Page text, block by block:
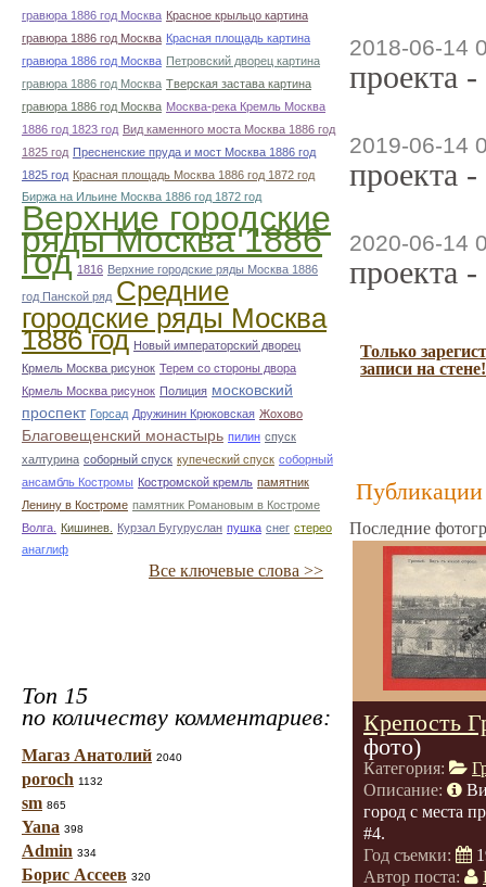
гравюра 1886 год Москва Красное крыльцо картина
гравюра 1886 год Москва Красная площадь картина
гравюра 1886 год Москва Петровский дворец картина
гравюра 1886 год Москва Тверская застава картина
гравюра 1886 год Москва Москва-река Кремль Москва
1886 год 1823 год Вид каменного моста Москва 1886 год
1825 год Пресненские пруда и мост Москва 1886 год
1825 год Красная площадь Москва 1886 год 1872 год
Биржа на Ильине Москва 1886 год 1872 год
Верхние городские
ряды Москва 1886
год 1816 Верхние городские ряды Москва 1886
год Панской ряд Средние
городские ряды Москва
1886 год Новый императорский дворец
Крмель Москва рисунок Терем со стороны двора
Крмель Москва рисунок Полиция московский
проспект Горсад Дружинин Крюковская Жохово
Благовещенский монастырь пилин спуск
халтурина соборный спуск купеческий спуск соборный
ансамбль Костромы Костромской кремль памятник
Ленину в Костроме памятник Романовым в Костроме
Волга.
Кишинев. Курзал Бугуруслан пушка снег стерео
анаглиф
Все ключевые слова >>
Топ 15
по количеству комментариев:
Магаз Анатолий 2040
poroch 1132
sm 865
Yana 398
Admin 334
Борис Ассеев 320
2018-06-14
проекта
2019-06-14
проекта
2020-06-14
проекта
Только
записи на стене!
Публикации
Последние
Крепость
фото)
Категория:
Описание:
город с места
#4.
Год съемки:
Автор поста: